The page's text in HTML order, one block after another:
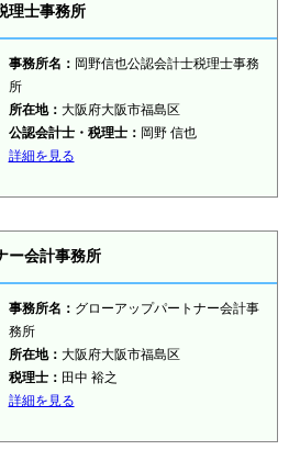
理士事務所
事務所名： 岡野信也公認会計士税理士事務
所
所在地： 大阪府大阪市福島区
公認会計士・税理士： 岡野 信也
詳細を見る
ー会計事務所
事務所名： グローアップパートナー会計事
務所
所在地： 大阪府大阪市福島区
税理士： 田中 裕之
詳細を見る